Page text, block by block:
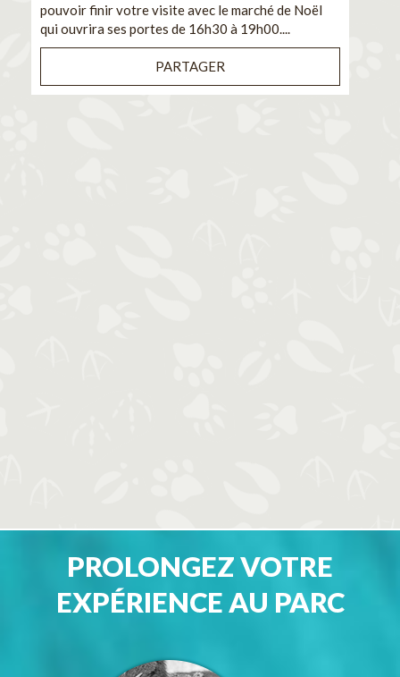
pouvoir finir votre visite avec le marché de Noël
qui ouvrira ses portes de 16h30 à 19h00....
PARTAGER
PROLONGEZ VOTRE
EXPÉRIENCE AU PARC